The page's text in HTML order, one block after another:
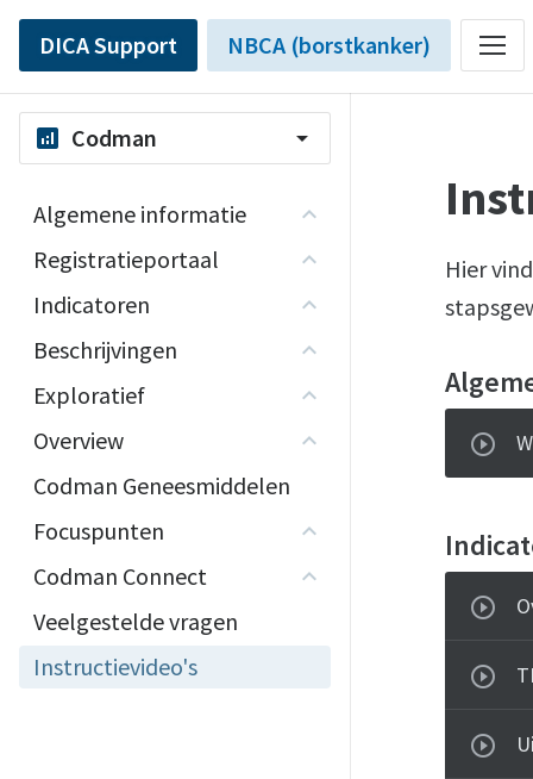
DICA Support NBCA (borstkanker)
analytics Codman arrow_drop_down
Algemene informatie
Registratieportaal
Indicatoren
Beschrijvingen
Exploratief
Overview
Codman Geneesmiddelen
Focuspunten
Codman Connect
Veelgestelde vragen
Instructievideo's
Hier